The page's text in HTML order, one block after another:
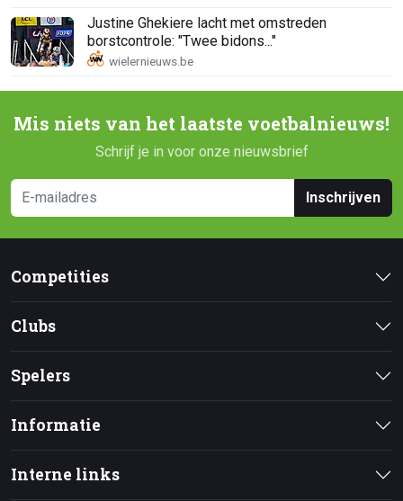
Justine Ghekiere lacht met omstreden
borstcontrole: "Twee bidons..."
Mis niets van het laatste voetbalnieuws!
Schrijf je in voor onze nieuwsbrief
Inschrijven
Competities
Clubs
Spelers
Informatie
Interne links